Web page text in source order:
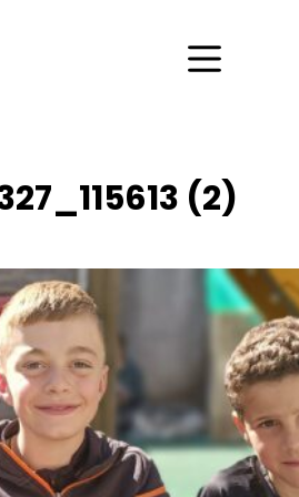
(2)